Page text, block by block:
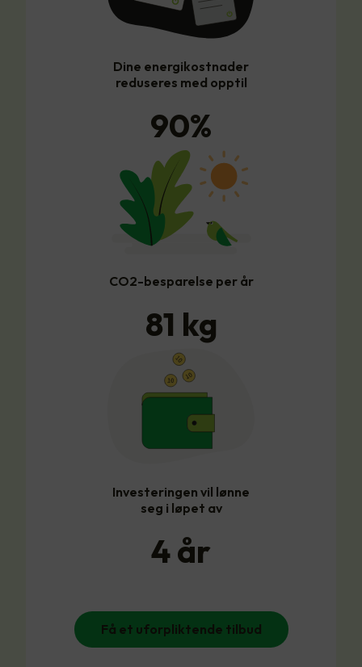
Dine energikostnader
reduseres med opptil
90%
CO2-besparelse per år
81 kg
Investeringen vil lønne
seg i løpet av
4år
Få et uforpliktende tilbud